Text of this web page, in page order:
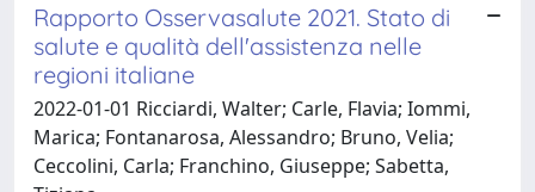
Rapporto Osservasalute 2021. Stato di
salute e qualità dell'assistenza nelle
regioni italiane
2022-01-01 Ricciardi, Walter; Carle, Flavia; Iommi,
Marica; Fontanarosa, Alessandro; Bruno, Velia;
Ceccolini, Carla; Franchino, Giuseppe; Sabetta,